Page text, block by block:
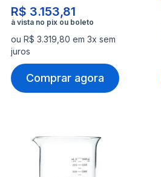
R$ 3.153,81
ou R$ 3.319,80 em 3x sem
juros
Comprar agora
Adicionar
Adicionar